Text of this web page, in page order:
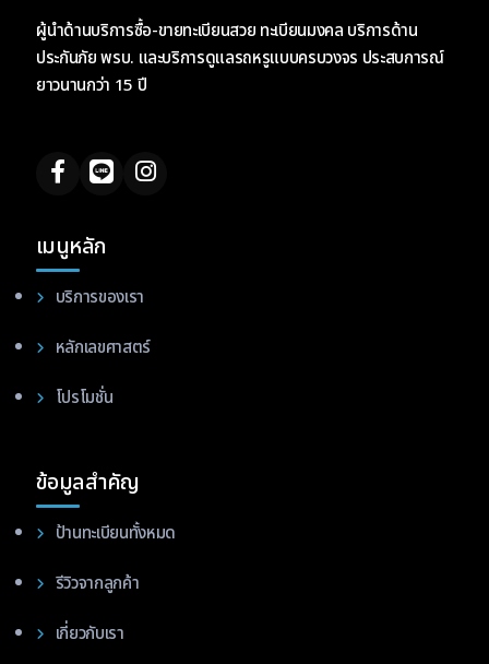
ผู้นำด้านบริการซื้อ-ขายทะเบียนสวย ทะเบียนมงคล บริการด้าน
ประกันภัย พรบ. และบริการดูแลรถหรูแบบครบวงจร ประสบการณ์
ยาวนานกว่า 15 ปี
เมนูหลัก
บริการของเรา
หลักเลขศาสตร์
โปรโมชั่น
ข้อมูลสำคัญ
ป้านทะเบียนทั้งหมด
รีวิวจากลูกค้า
เกี่ยวกับเรา